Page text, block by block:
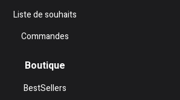
Liste de souhaits
Commandes
Boutique
BestSellers